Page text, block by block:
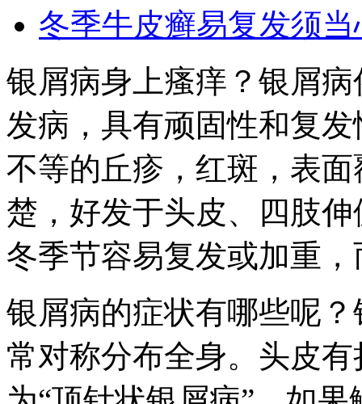
冬季牛皮癣易复发须当
银屑病身上瘙痒？银屑
发病，具有顽固性和复
不等的丘疹，红斑，表
楚，好发于头皮、四肢
冬季节容易复发或加重
银屑病的症状有哪些呢
常对称分布全身。头皮